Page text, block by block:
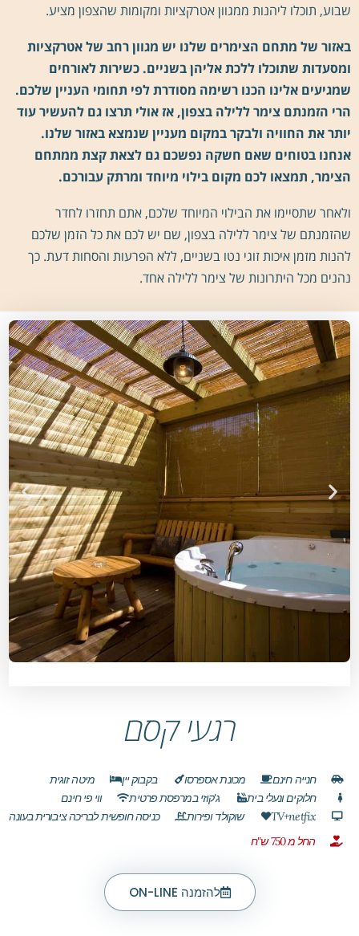
שבוע, תוכלו ליהנות ממגוון אטרקציות ומקומות שהצפון מציע.
באזור של מתחם הצימרים שלנו יש מגוון רחב של אטרקציות
ומסעדות שתוכלו ללכת אליהן בשניים. כשירות לאורחים
שמגיעים אלינו הכנו רשימה מסודרת לפי תחומי העניין שלכם.
הרי הזמנתם צימר ללילה בצפון, אז אולי תרצו גם להעשיר עוד
יותר את החוויה ולבקר במקום מעניין שנמצא באזור שלנו.
אנחנו בטוחים שאם חשקה נפשכם גם לצאת קצת ממתחם
הצימר, תמצאו לכם מקום בילוי מיוחד ומרתק עבורכם.
ולאחר שתסיימו את הבילוי המיוחד שלכם, אתם תחזרו לחדר
שהזמנתם של צימר ללילה בצפון, שם יש לכם את כל הזמן שלכם
להנות מזמן איכות זוגי נטו בשניים, ללא הפרעות והסחות דעת. כך
נהנים מכל היתרונות של צימר ללילה אחד.
רגעי קסם
חנייה חינם מכונת אספרסו בקבוק יין
מיטה זוגית
חלוקים ונעלי בית
ג'קוזי במרפסת פרטית
ווי פי חינם
TV+netfix
שוקולד ופירות
כניסה חופשית לבריכה ציבורית בעונה
החל מ 750 ש"ח
להזמנה ON-LINE